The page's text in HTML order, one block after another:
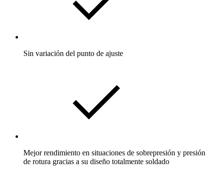
Sin variación del punto de ajuste
Mejor rendimiento en situaciones de sobrepresión y presión
de rotura gracias a su diseño totalmente soldado